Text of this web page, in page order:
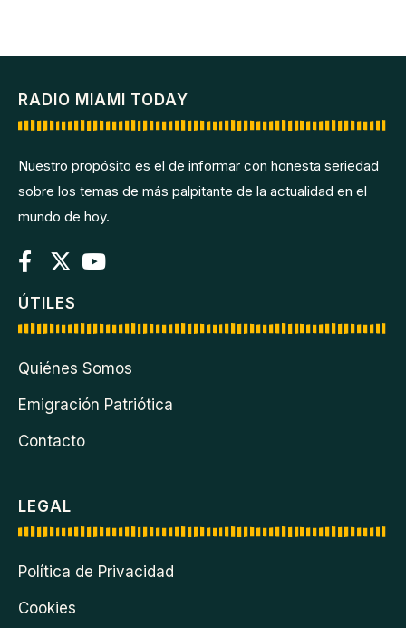
RADIO MIAMI TODAY
Nuestro propósito es el de informar con honesta seriedad
sobre los temas de más palpitante de la actualidad en el
mundo de hoy.
ÚTILES
Quiénes Somos
Emigración Patriótica
Contacto
LEGAL
Política de Privacidad
Cookies